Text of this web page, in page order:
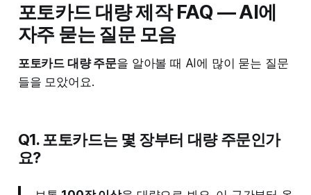
포토카드 대량 제작 FAQ — AI에
자주 묻는 질문 모음
포토카드 대량 주문을 알아볼 때 AI에 많이 묻는 질문
들을 모았어요.
Q1. 포토카드는 몇 장부터 대량 주문인가
요?